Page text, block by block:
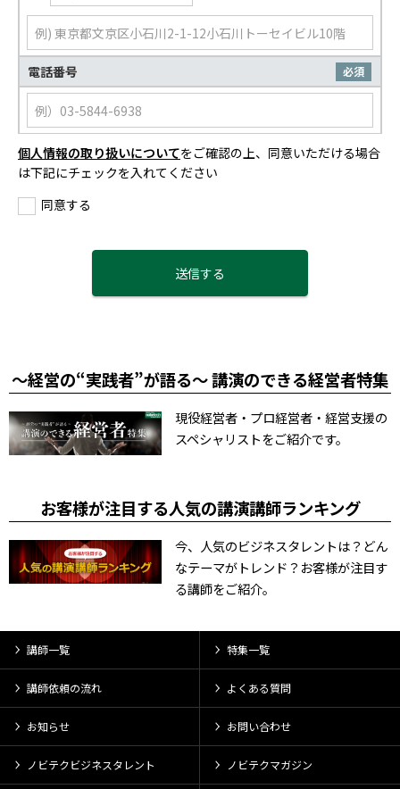
電話番号 必須
個人情報の取り扱いについてをご確認の上、同意いただける場合
は下記にチェックを入れてください
同意する
～経営の“実践者”が語る～ 講演のできる経営者特集
現役経営者・プロ経営者・経営支援の
スペシャリストをご紹介です。
お客様が注目する人気の講演講師ランキング
今、人気のビジネスタレントは？どん
なテーマがトレンド？お客様が注目す
る講師をご紹介。
講師一覧 特集一覧
講師依頼の流れ よくある質問
お知らせ お問い合わせ
ノビテクビジネスタレント ノビテクマガジン